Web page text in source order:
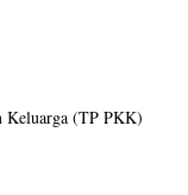
Keluarga (TP PKK)